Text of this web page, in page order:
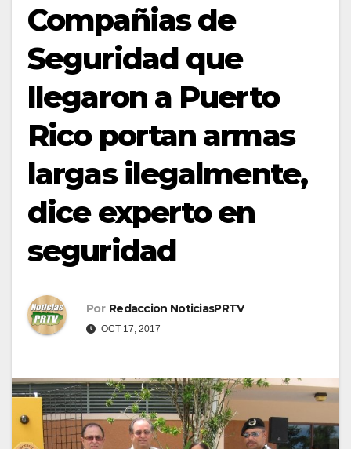
Compañias de
Seguridad que
llegaron a Puerto
Rico portan armas
largas ilegalmente,
dice experto en
seguridad
Por Redaccion NoticiasPRTV
OCT 17, 2017